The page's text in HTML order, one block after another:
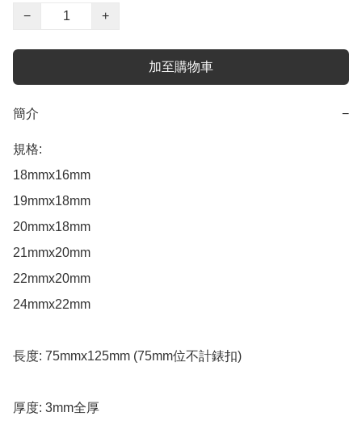
−
+
加至購物車
簡介 −
規格:
18mmx16mm
19mmx18mm
20mmx18mm
21mmx20mm
22mmx20mm
24mmx22mm
長度: 75mmx125mm (75mm位不計錶扣)
厚度: 3mm全厚